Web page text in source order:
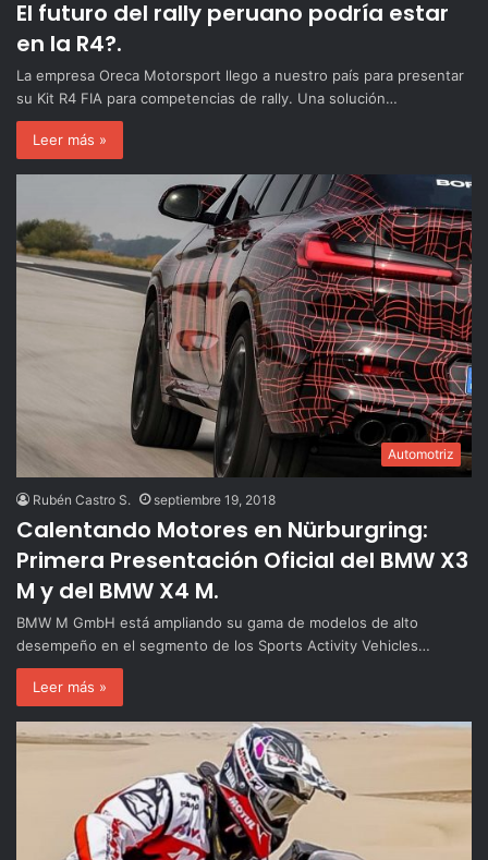
El futuro del rally peruano podría estar
en la R4?.
La empresa Oreca Motorsport llego a nuestro país para presentar
su Kit R4 FIA para competencias de rally. Una solución…
Leer más »
Automotriz
Rubén Castro S. septiembre 19, 2018
Calentando Motores en Nürburgring:
Primera Presentación Oficial del BMW X3
M y del BMW X4 M.
BMW M GmbH está ampliando su gama de modelos de alto
desempeño en el segmento de los Sports Activity Vehicles…
Leer más »